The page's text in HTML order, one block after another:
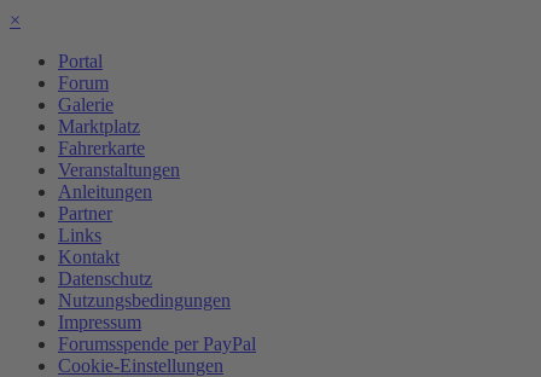
×
Portal
Forum
Galerie
Marktplatz
Fahrerkarte
Veranstaltungen
Anleitungen
Partner
Links
Kontakt
Datenschutz
Nutzungsbedingungen
Impressum
Forumsspende per PayPal
Cookie-Einstellungen